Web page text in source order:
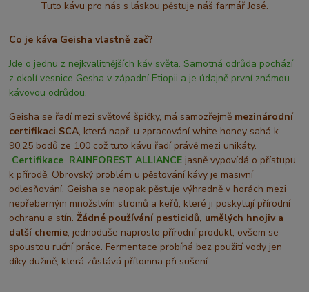
Tuto kávu pro nás s láskou pěstuje náš farmář José.
Co je káva Geisha vlastně zač?
Jde o jednu z nejkvalitnějších káv světa. Samotná odrůda pochází
z okolí vesnice Gesha v západní Etiopii a je údajně první známou
kávovou odrůdou.
Geisha se řadí mezi světové špičky, má samozřejmě mezinárodní
certifikaci SCA, která např. u zpracování white honey sahá k
90,25 bodů ze 100 což tuto kávu řadí právě mezi unikáty.
Certifikace RAINFOREST ALLIANCE jasně vypovídá o přístupu
k přírodě. Obrovský problém u pěstování kávy je masivní
odlesňování. Geisha se naopak pěstuje výhradně v horách mezi
nepřeberným množstvím stromů a keřů, které ji poskytují přírodní
ochranu a stín.Žádné používání pesticidů, umělých hnojiv a
další chemie, jednoduše naprosto přírodní produkt, ovšem se
spoustou ruční práce. Fermentace probíhá bez použití vody jen
díky dužině, která zůstává přítomna při sušení.